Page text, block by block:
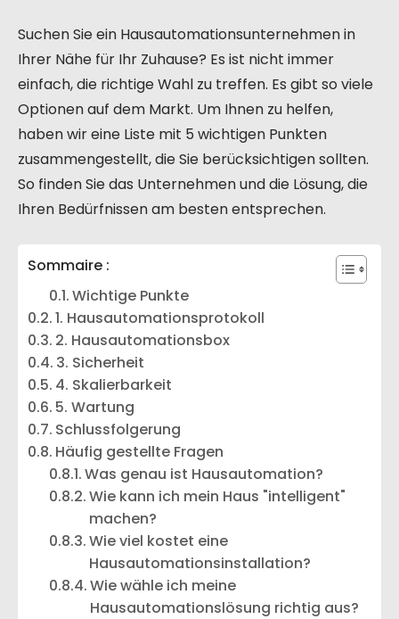
Suchen Sie ein Hausautomationsunternehmen in
Ihrer Nähe für Ihr Zuhause? Es ist nicht immer
einfach, die richtige Wahl zu treffen. Es gibt so viele
Optionen auf dem Markt. Um Ihnen zu helfen,
haben wir eine Liste mit 5 wichtigen Punkten
zusammengestellt, die Sie berücksichtigen sollten.
So finden Sie das Unternehmen und die Lösung, die
Ihren Bedürfnissen am besten entsprechen.
Sommaire :
Wichtige Punkte
1. Hausautomationsprotokoll
2. Hausautomationsbox
3. Sicherheit
4. Skalierbarkeit
5. Wartung
Schlussfolgerung
Häufig gestellte Fragen
Was genau ist Hausautomation?
Wie kann ich mein Haus "intelligent"
machen?
Wie viel kostet eine
Hausautomationsinstallation?
Wie wähle ich meine
Hausautomationslösung richtig aus?